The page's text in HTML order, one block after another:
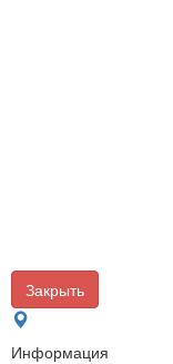
Закрыть
Информация